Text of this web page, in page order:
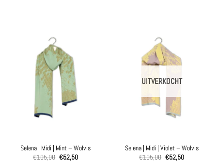
Selena | Midi | Mint – Wolvis
€105,00 €52,50
UITVERKOCHT
Selena | Midi | Violet – Wolvis
€105,00 €52,50